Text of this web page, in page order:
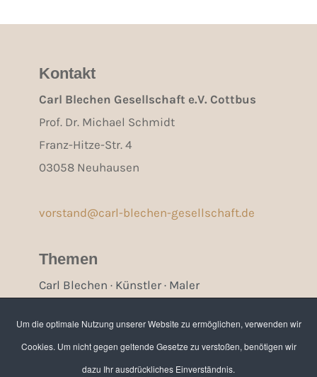
Kontakt
Carl Blechen Gesellschaft e.V. Cottbus
Prof. Dr. Michael Schmidt
Franz-Hitze-Str. 4
03058 Neuhausen
vorstand@carl-blechen-gesellschaft.de
Themen
Carl Blechen · Künstler · Maler
Bankverbindung / Spenden
Um die optimale Nutzung unserer Website zu ermöglichen, verwenden wir
Cookies. Um nicht gegen geltende Gesetze zu verstoßen, benötigen wir
dazu Ihr ausdrückliches Einverständnis.